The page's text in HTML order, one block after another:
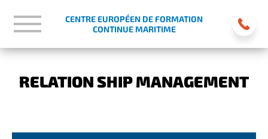
CENTRE EUROPÉEN DE FORMATION
CONTINUE MARITIME
RELATION SHIP MANAGEMENT